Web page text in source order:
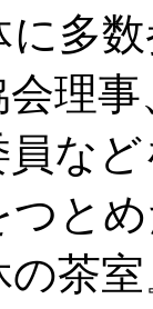
多
理
な
と
茶